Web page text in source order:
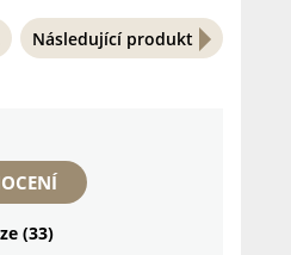
Následující produkt
(33)